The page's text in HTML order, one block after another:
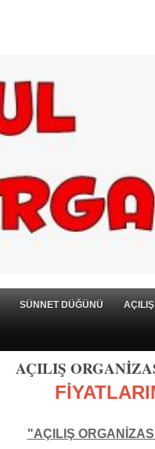
SÜNNET DÜĞÜNÜ
AÇILIŞ
"AÇILIŞ